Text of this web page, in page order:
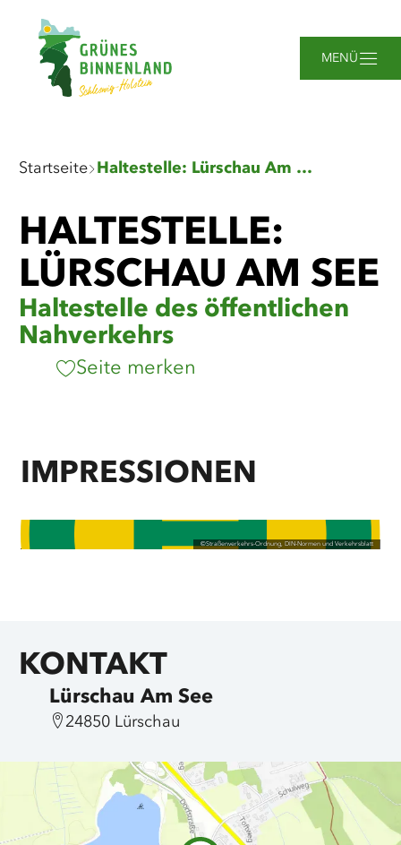
MENÜ
Sie
sind
Startseite Haltestelle: Lürschau Am See
HALTESTELLE:
LÜRSCHAU AM SEE
Haltestelle des öffentlichen
Nahverkehrs
Seite merken
IMPRESSIONEN
©Straßenverkehrs-Ordnung, DIN-Normen und Verkehrsblatt
KONTAKT
Lürschau Am See
24850 Lürschau